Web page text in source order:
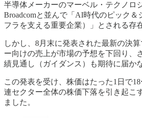
半導体メーカーのマーベル・テクノロ
Broadcomと並んで「AI時代のピック＆
フラを支える重要企業）」とされる存
しかし、8月末に発表された最新の決
ー向けの売上が市場の予想を下回り、
績見通し（ガイダンス）も期待に届か
この発表を受け、株価はたった1日で
連セクター全体の株価下落を引き起こ
ました。